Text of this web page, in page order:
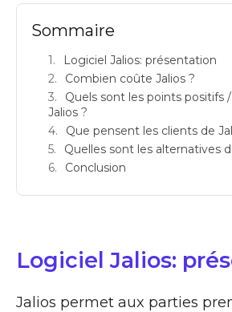
Sommaire
Logiciel Jalios: présentation
Combien coûte Jalios ?
Quels sont les points positifs
Jalios ?
Que pensent les clients de
Quelles sont les alternatives
Conclusion
Logiciel Jalios:
Jalios permet aux parties